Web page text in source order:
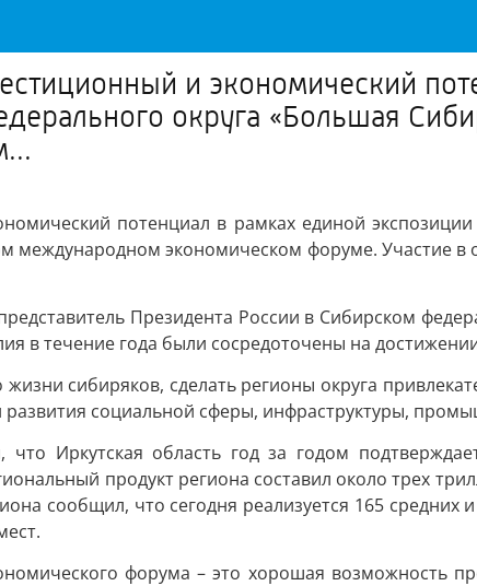
и экономический
округа «Большая
потенциал в рамках единой
международном экономическом форуме. Участие в
Президента России в Сибирском
в течение года были сосредоточены на
сибиряков, сделать регионы округа
социальной сферы, инфраструктуры,
что Иркутская область год за годом
продукт региона составил около трех
сообщил, что сегодня реализуется 165
форума – это хорошая возможность